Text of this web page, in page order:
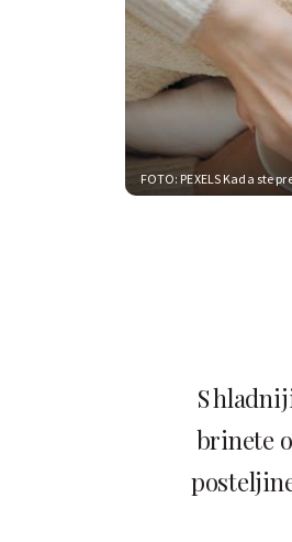
FOTO: PEXELS Kada ste
S
brinete